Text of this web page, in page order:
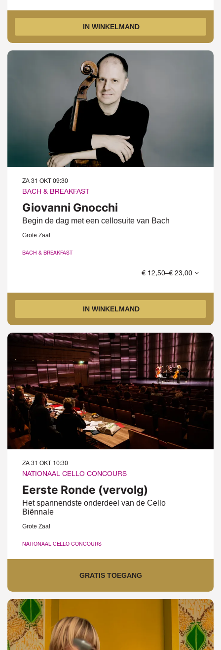
IN WINKELMAND
Giovanni Gnocchi
Begin de dag met een cellosuite van Bach
BACH & BREAKFAST
ZA 31 OKT 09:30
Grote Zaal
BACH & BREAKFAST
€ 12,50–€ 23,00
IN WINKELMAND
Eerste Ronde (vervolg)
Het spannendste onderdeel van de Cello
Biënnale
NATIONAAL CELLO CONCOURS
ZA 31 OKT 10:30
Grote Zaal
NATIONAAL CELLO CONCOURS
GRATIS TOEGANG